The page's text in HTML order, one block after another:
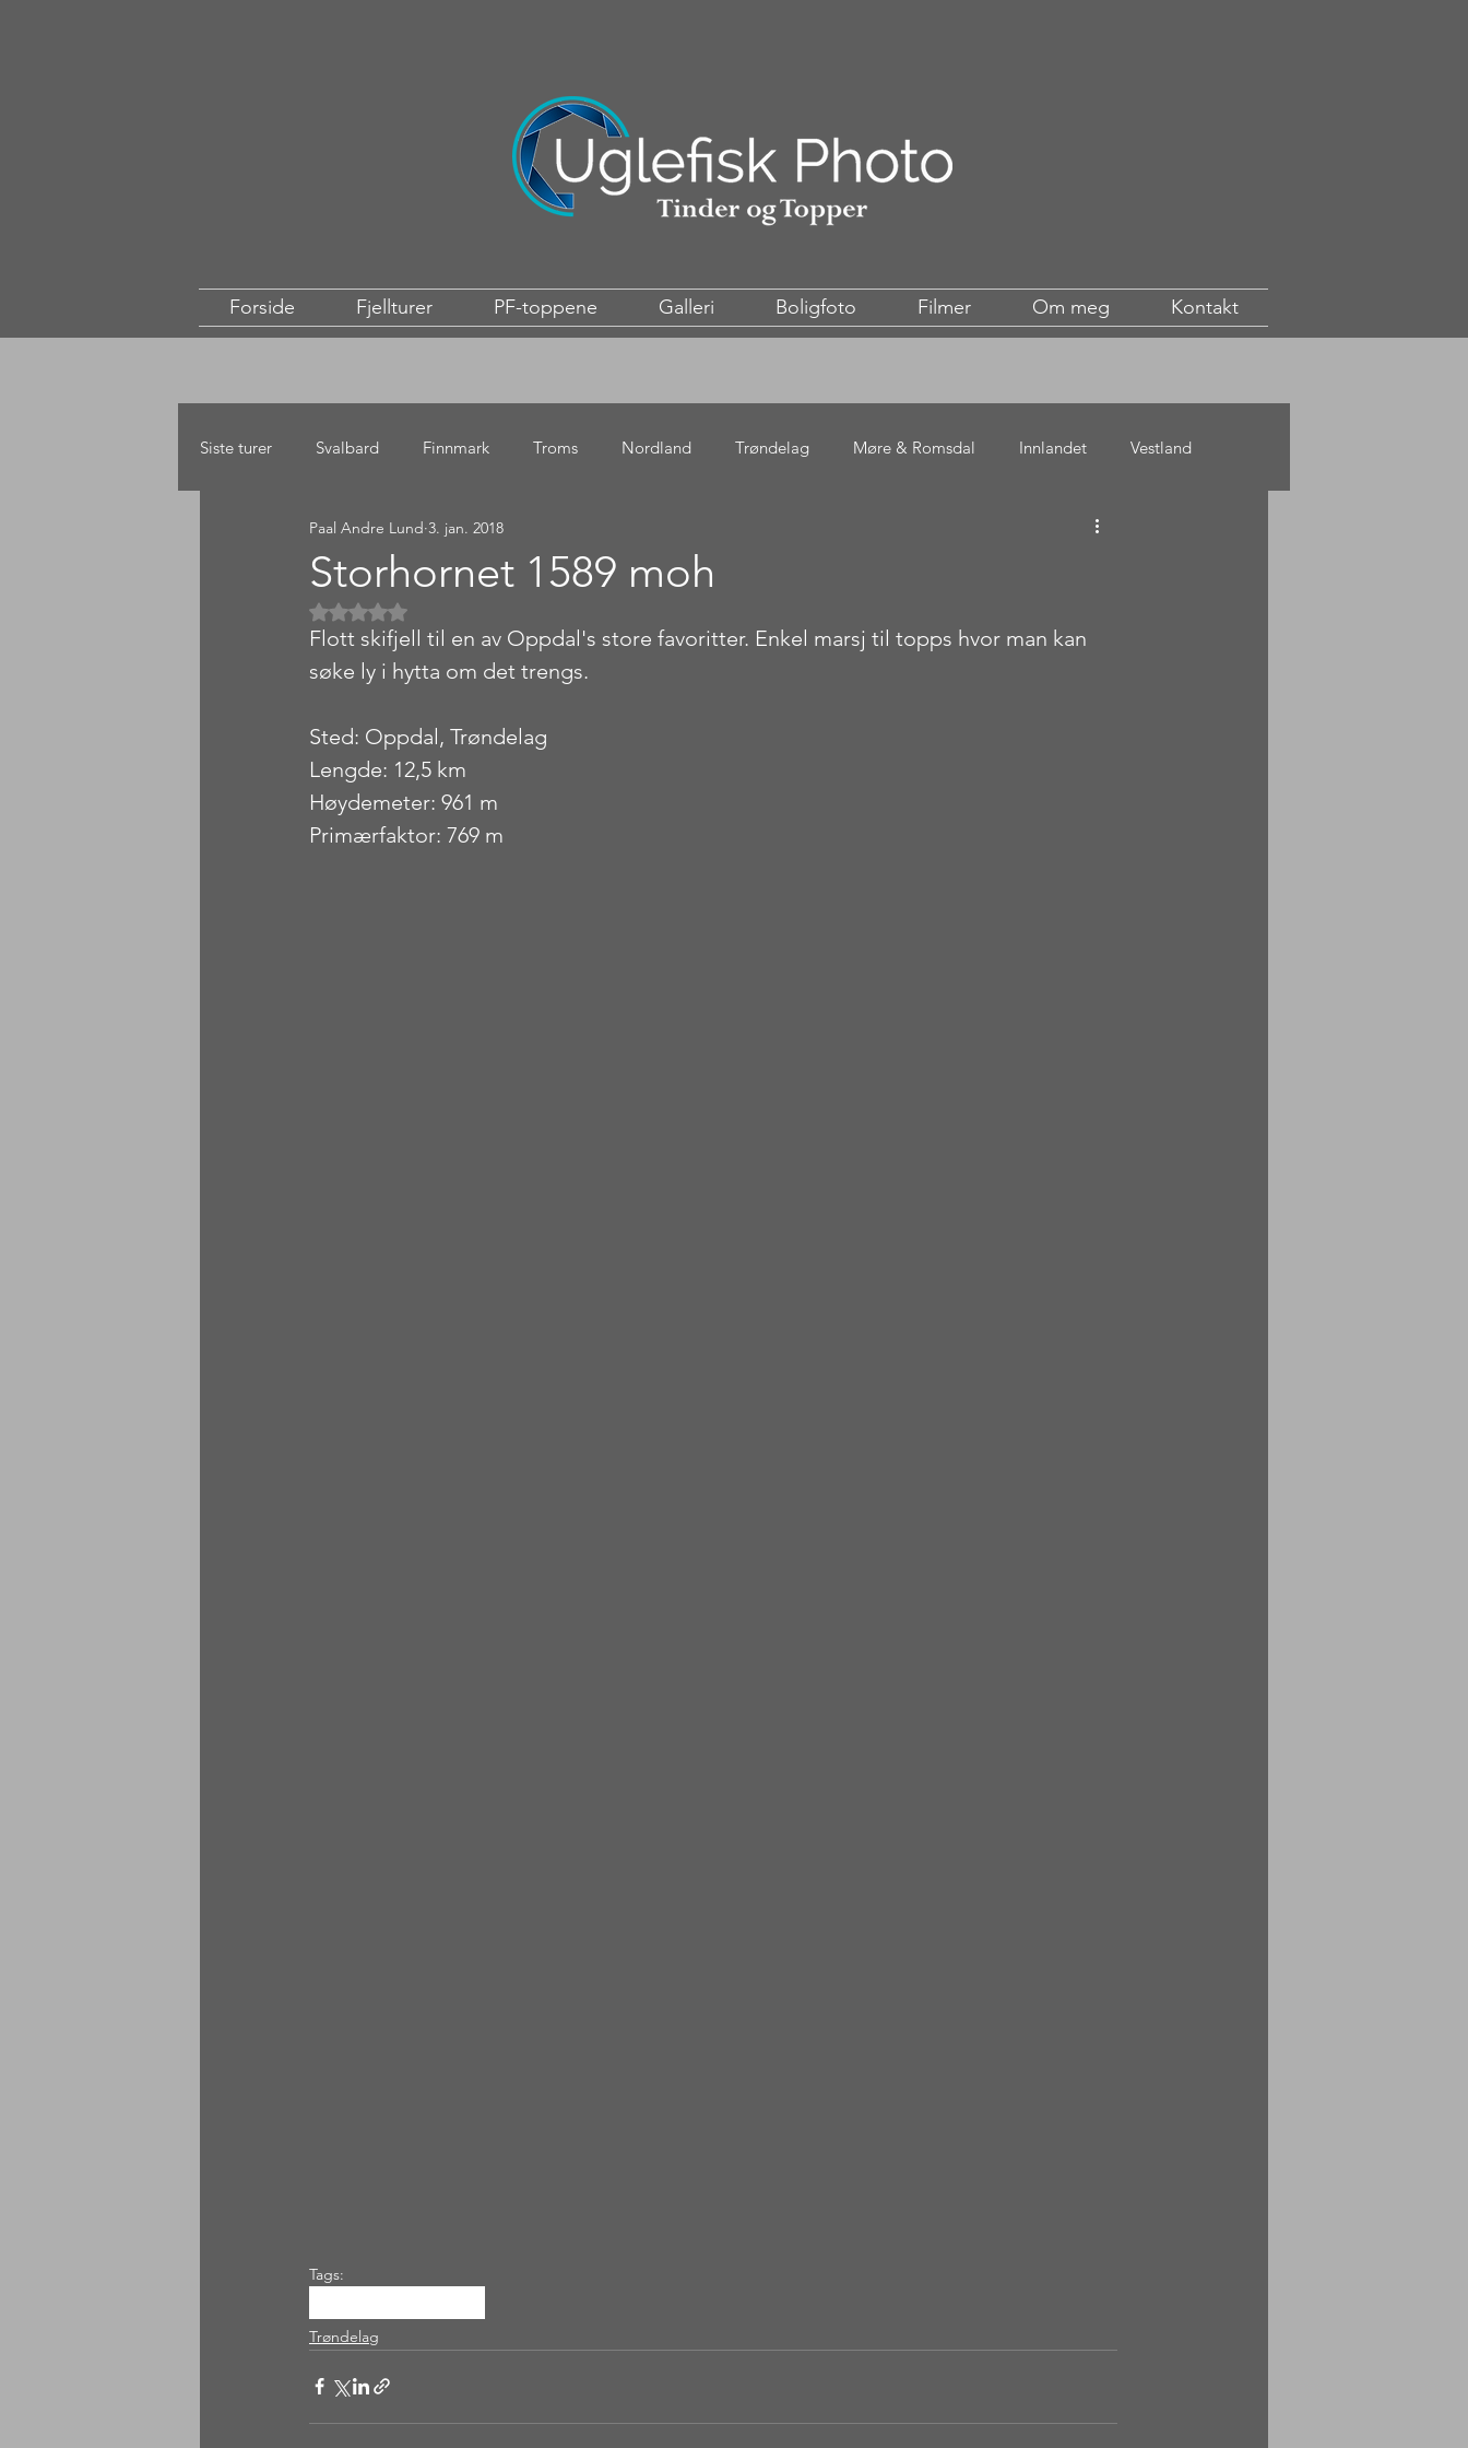
Forside Fjellturer PF-toppene Galleri Boligfoto Filmer Om meg Kontakt
Siste turer Svalbard Finnmark Troms Nordland Trøndelag Møre & Romsdal Innlandet Vestland
Sørlandet Østlandet
Storhornet 1589 moh
Paal Andre Lund 3. jan. 2018
Gitt NaN av 5 stjerner.
Flott skifjell til en av Oppdal's store favoritter. Enkel marsj til topps hvor man kan
søke ly i hytta om det trengs.
Sted: Oppdal, Trøndelag
Lengde: 12,5 km
Høydemeter: 961 m
Primærfaktor: 769 m
Tags:
Trøndelag